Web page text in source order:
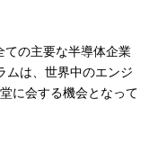
の主要な半導体企業
ムは、世界中のエンジ
に会する機会となって